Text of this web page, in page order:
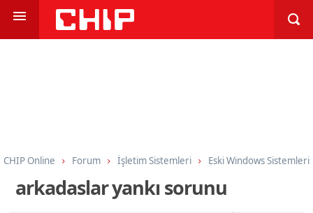
CHIP Online Forum İşletim Sistemleri Eski Windows Sistemleri
arkadaslar yankı sorunu